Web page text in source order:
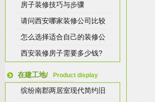
房子装修技巧与步骤
请问西安哪家装修公司比较
怎么选择适合自己的装修公
西安装修房子需要多少钱?
在建工地/ Product display
缤纷南郡两居室现代简约旧